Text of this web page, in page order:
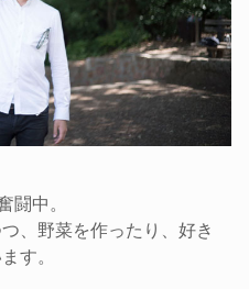
闘中。
、野菜を作ったり、好き
す。